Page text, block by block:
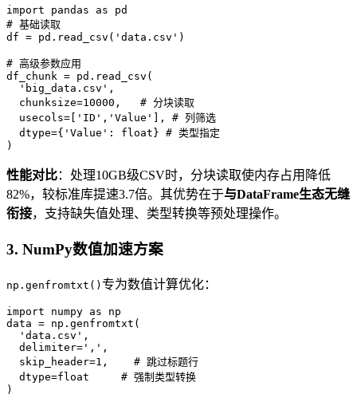
import pandas as pd
# 基础读取
df = pd.read_csv('data.csv')
# 高级参数应用
df_chunk = pd.read_csv(
'big_data.csv',
chunksize=10000,   # 分块读取
usecols=['ID','Value'], # 列筛选
dtype={'Value': float} # 类型指定
)
性能对比：处理10GB级CSV时，分块读取使内存占用降低
82%，较标准库提速3.7倍。其优势在于与DataFrame生态无缝
衔接，支持缺失值处理、类型转换等预处理操作。
3. NumPy数值加速方案
np.genfromtxt() 专为数值计算优化：
import numpy as np
data = np.genfromtxt(
'data.csv',
delimiter=',',
skip_header=1,    # 跳过标题行
dtype=float     # 强制类型转换
)